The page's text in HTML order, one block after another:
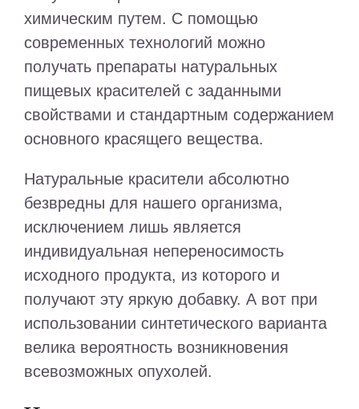
химическим путем. С помощью
современных технологий можно
получать препараты натуральных
пищевых красителей с заданными
свойствами и стандартным содержанием
основного красящего вещества.
Натуральные красители абсолютно
безвредны для нашего организма,
исключением лишь является
индивидуальная непереносимость
исходного продукта, из которого и
получают эту яркую добавку. А вот при
использовании синтетического варианта
велика вероятность возникновения
всевозможных опухолей.